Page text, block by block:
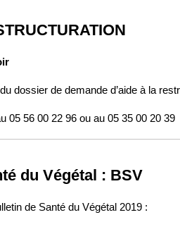
dossier de demande d’aide à la
05 56 00 22 96 ou au 05 35 00 20 39
du Végétal : BSV
de Santé du Végétal 2019 :